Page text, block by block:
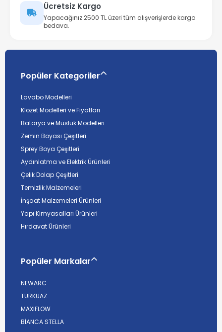
Ücretsiz Kargo
Yapacağınız 2500 TL üzeri tüm alışverişlerde kargo
bedava.
Popüler Kategoriler
Lavabo Modelleri
Klozet Modelleri ve Fiyatları
Batarya ve Musluk Modelleri
Zemin Boyası Çeşitleri
Sprey Boya Çeşitleri
Aydınlatma ve Elektrik Ürünleri
Çelik Dolap Çeşitleri
Temizlik Malzemeleri
İnşaat Malzemeleri Ürünleri
Yapı Kimyasalları Ürünleri
Hırdavat Ürünleri
Popüler Markalar
NEWARC
TURKUAZ
MAXIFLOW
BİANCA STELLA